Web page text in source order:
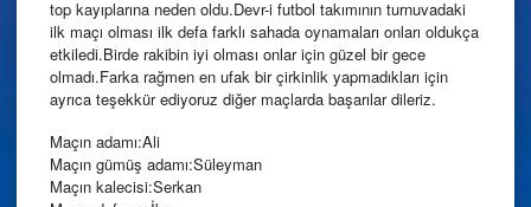
top kayıplarına neden oldu.Devr-i futbol takımının turnuvadaki
ilk maçı olması ilk defa farklı sahada oynamaları onları oldukça
etkiledi.Birde rakibin iyi olması onlar için güzel bir gece
olmadı.Farka rağmen en ufak bir çirkinlik yapmadıkları için
ayrıca teşekkür ediyoruz diğer maçlarda başarılar dileriz.
Maçın adamı:Ali
Maçın gümüş adamı:Süleyman
Maçın kalecisi:Serkan